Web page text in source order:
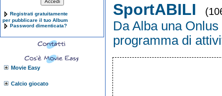
Registrati gratuitamente
per pubblicare il tuo Album
Password dimenticata?
Movie Easy
Calcio giocato
SportABILI
Da Alba una
programma di